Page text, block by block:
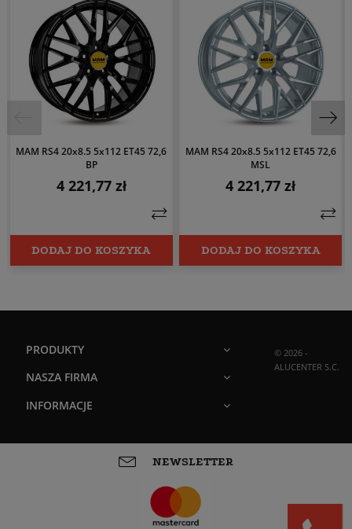
MAM RS4 20x8.5 5x112 ET45 72,6
BP
Cena
4 221,77 zł
DODAJ DO KOSZYKA
MAM RS4 20x8.5 5x112 ET45 72,6
MSL
Cena
4 221,77 zł
DODAJ DO KOSZYKA
PRODUKTY
NASZA FIRMA
INFORMACJE
© 2026 -
ALUCENTER S.C.
NEWSLETTER